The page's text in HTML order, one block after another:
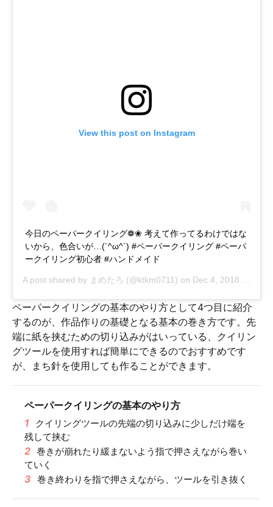
View this post on Instagram
今日のペーパークイリング❁❀ 考えて作ってるわけではな
いから、色合いが…(´^ω^`) #ペーパークイリング #ペーパ
ークイリング初心者 #ハンドメイド
A post shared by まめたろ (@ktkm0711) on Dec 4, 2018 at 11:33pm PST
ペーパークイリングの基本のやり方として4つ目に紹介
するのが、作品作りの基礎となる基本の巻き方です。先
端に紙を挟むための切り込みがはいっている、クイリン
グツールを使用すれば簡単にできるのでおすすめです
が、まち針を使用しても作ることができます。
ペーパークイリングの基本のやり方
1
クイリングツールの先端の切り込みに少しだけ端を
残して挟む
2 巻きが崩れたり緩まないよう指で押さえながら巻い
ていく
3 巻き終わりを指で押さえながら、ツールを引き抜く